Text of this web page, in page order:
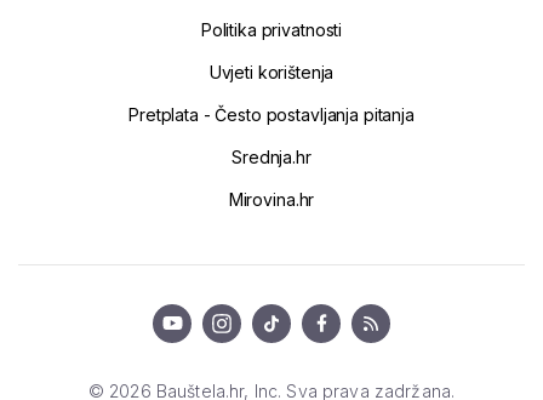
Politika privatnosti
Uvjeti korištenja
Pretplata - Često postavljanja pitanja
Srednja.hr
Mirovina.hr
© 2026 Bauštela.hr, Inc. Sva prava zadržana.